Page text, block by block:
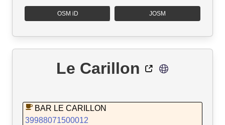
OSM iD JOSM
Le Carillon
BAR LE CARILLON
39988071500012